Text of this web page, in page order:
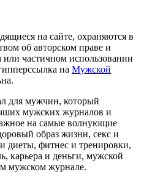
на сайте, охраняются в
об авторском праве и
частичном использовании
на Мужской
для мужчин, который
мужских журналов и
на самые волнующие
образ жизни, секс и
диеты, фитнес и тренировки,
карьера и деньги, мужской
мужском журнале.